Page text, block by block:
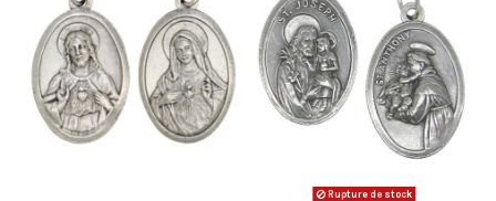
Rupture de stock